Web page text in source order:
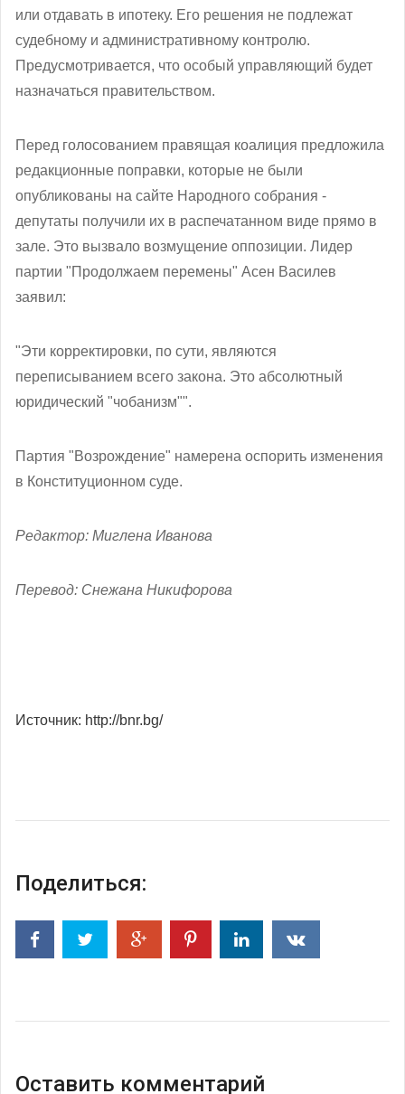
или отдавать в ипотеку. Его решения не подлежат
судебному и административному контролю.
Предусмотривается, что особый управляющий будет
назначаться правительством.
Перед голосованием правящая коалиция предложила
редакционные поправки, которые не были
опубликованы на сайте Народного собрания -
депутаты получили их в распечатанном виде прямо в
зале. Это вызвало возмущение оппозиции. Лидер
партии "Продолжаем перемены" Асен Василев
заявил:
"Эти корректировки, по сути, являются
переписыванием всего закона. Это абсолютный
юридический "чобанизм"".
Партия "Возрождение" намерена оспорить изменения
в Конституционном суде.
Редактор: Миглена Иванова
Перевод: Снежана Никифорова
Источник: http://bnr.bg/
Поделиться:
Оставить комментарий